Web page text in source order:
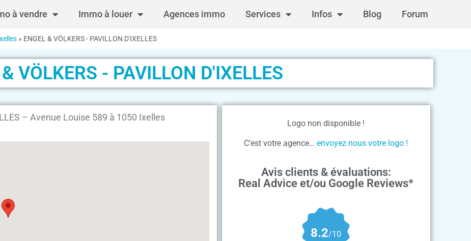
à vendre Immo à louer Agences immo Services Infos Blog Forum
» ENGEL & VÖLKERS - PAVILLON D'IXELLES
VÖLKERS - PAVILLON D'IXELLES
– Avenue Louise 589 à 1050 Ixelles
Logo non disponible !
C’est votre agence…envoyez nous votre logo !
Avis clients & évaluations:
Real Advice et/ou Google Reviews*
8.2/10